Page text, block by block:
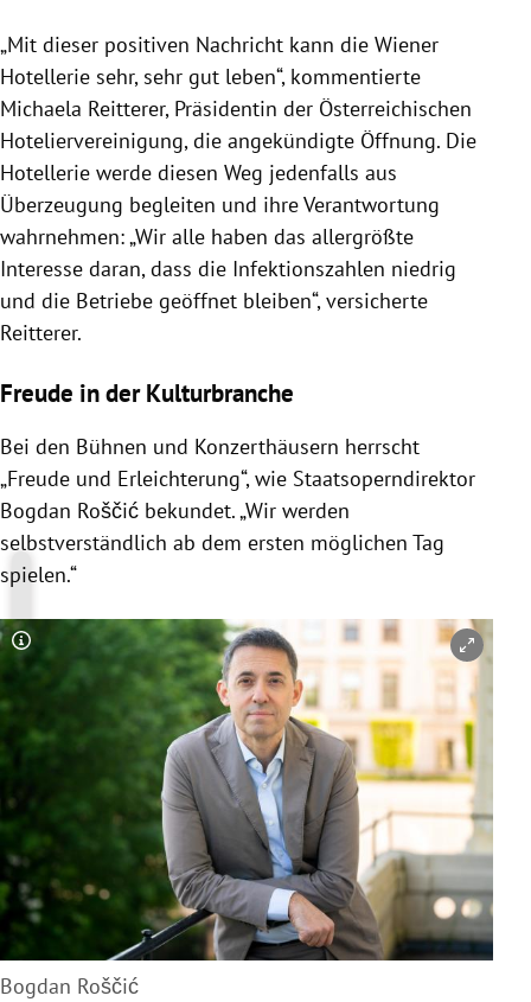
„Mit dieser positiven Nachricht kann die Wiener
Hotellerie sehr, sehr gut leben“, kommentierte
Michaela Reitterer, Präsidentin der Österreichischen
Hoteliervereinigung, die angekündigte Öffnung. Die
Hotellerie werde diesen Weg jedenfalls aus
Überzeugung begleiten und ihre Verantwortung
wahrnehmen: „Wir alle haben das allergrößte
Interesse daran, dass die Infektionszahlen niedrig
und die Betriebe geöffnet bleiben“, versicherte
Reitterer.
Freude in der Kulturbranche
Bei den Bühnen und Konzerthäusern herrscht
„Freude und Erleichterung“, wie Staatsoperndirektor
Bogdan Roščić bekundet. „Wir werden
selbstverständlich ab dem ersten möglichen Tag
spielen.“
Copyright-Hinweis öffnen/schließen
Bogdan Roščić